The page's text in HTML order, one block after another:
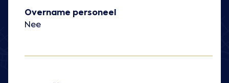
Overname personeel
Nee